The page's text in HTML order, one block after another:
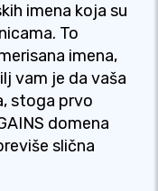
imena koja su
To
imena,
vam je da vaša
stoga prvo
domena
slična